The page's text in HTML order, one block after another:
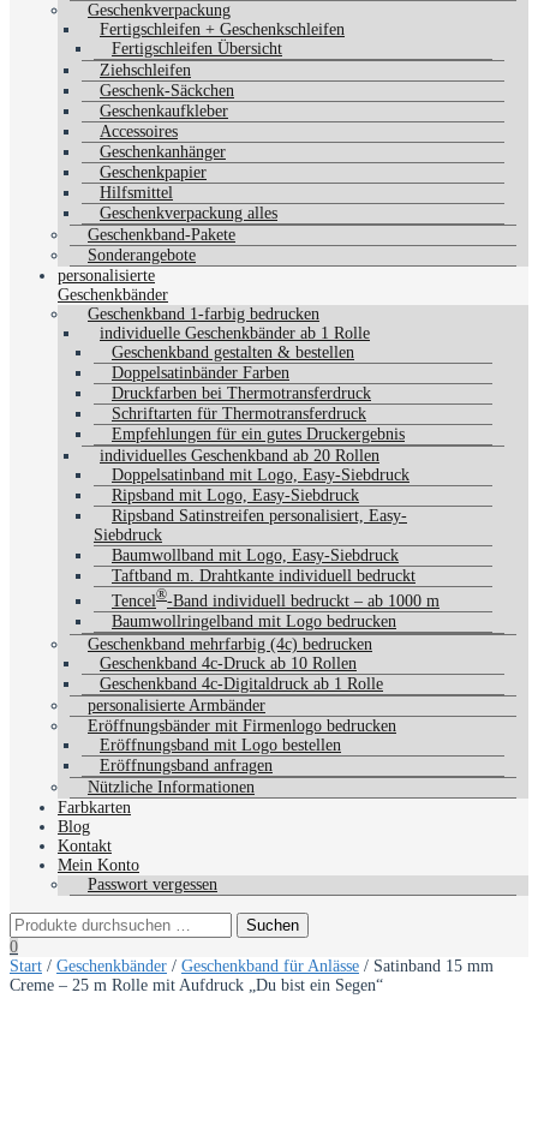
Geschenkverpackung
Fertigschleifen + Geschenkschleifen
Fertigschleifen Übersicht
Ziehschleifen
Geschenk-Säckchen
Geschenkaufkleber
Accessoires
Geschenkanhänger
Geschenkpapier
Hilfsmittel
Geschenkverpackung alles
Geschenkband-Pakete
Sonderangebote
personalisierte
Geschenkbänder
Geschenkband 1-farbig bedrucken
individuelle Geschenkbänder ab 1 Rolle
Geschenkband gestalten & bestellen
Doppelsatinbänder Farben
Druckfarben bei Thermotransferdruck
Schriftarten für Thermotransferdruck
Empfehlungen für ein gutes Druckergebnis
individuelles Geschenkband ab 20 Rollen
Doppelsatinband mit Logo, Easy-Siebdruck
Ripsband mit Logo, Easy-Siebdruck
Ripsband Satinstreifen personalisiert, Easy-
Siebdruck
Baumwollband mit Logo, Easy-Siebdruck
Taftband m. Drahtkante individuell bedruckt
Tencel®-Band individuell bedruckt – ab 1000 m
Baumwollringelband mit Logo bedrucken
Geschenkband mehrfarbig (4c) bedrucken
Geschenkband 4c-Druck ab 10 Rollen
Geschenkband 4c-Digitaldruck ab 1 Rolle
personalisierte Armbänder
Eröffnungsbänder mit Firmenlogo bedrucken
Eröffnungsband mit Logo bestellen
Eröffnungsband anfragen
Nützliche Informationen
Farbkarten
Blog
Kontakt
Mein Konto
Passwort vergessen
0
Start / Geschenkbänder / Geschenkband für Anlässe / Satinband 15 mm
Creme – 25 m Rolle mit Aufdruck „Du bist ein Segen“